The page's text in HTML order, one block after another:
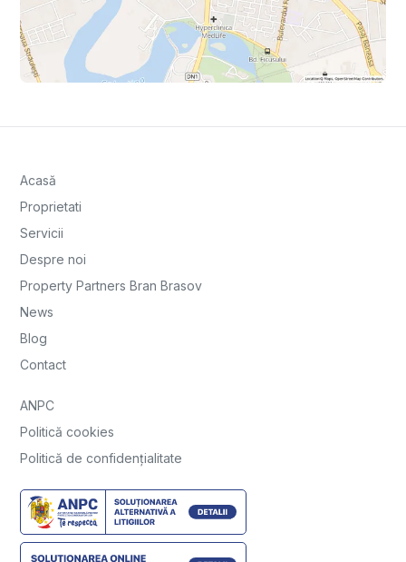
Acasă
Proprietati
Servicii
Despre noi
Property Partners Bran Brasov
News
Blog
Contact
ANPC
Politică cookies
Politică de confidențialitate